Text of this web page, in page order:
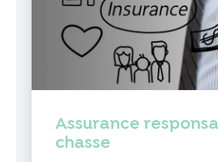
Assurance
chasse